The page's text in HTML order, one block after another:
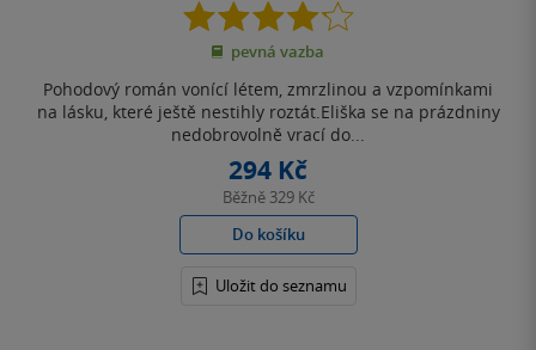
4.2
z
5
pevná vazba
Pohodový román vonící létem, zmrzlinou a vzpomínkami
na lásku, které ještě nestihly roztát.Eliška se na prázdniny
nedobrovolně vrací do...
294 Kč
Běžně 329 Kč
Do košíku
Uložit do seznamu